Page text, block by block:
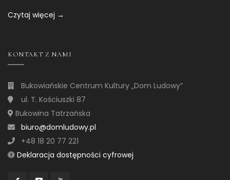
Czytaj więcej →
KONTAKT Z NAMI
Bukowiańskie Centrum Kultury „Dom Ludowy”
ul. T. Kościuszki 87
Bukowina Tatrzańska
biuro@domludowy.pl
+48 18 20 77 221
Deklaracja dostępności cyfrowej